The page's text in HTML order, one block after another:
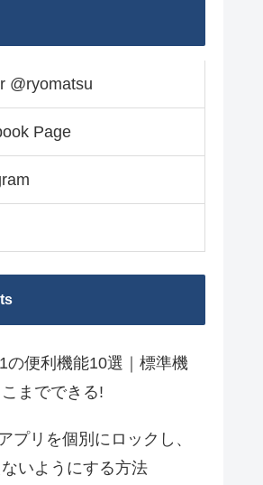
@ryomatsu
Page
の便利機能10選｜標準機
までできる!
プリを個別にロックし、
いようにする方法